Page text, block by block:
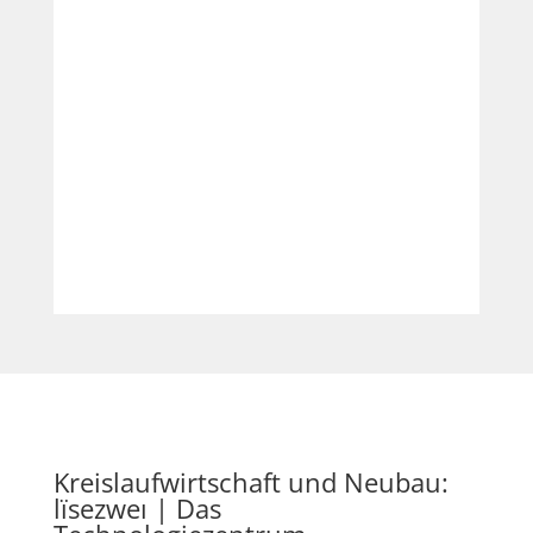
Kreislaufwirtschaft und Neubau:
lïsezweı | Das